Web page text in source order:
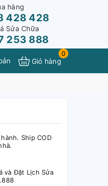
hàng
428 428
Sửa Chữa
253 888
0
Giỏ hàng
Ship COD
và Đặt Lịch Sửa